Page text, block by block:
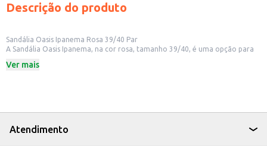
Descrição do produto
Sandália Oasis Ipanema Rosa 39/40 Par
A Sandália Oasis Ipanema, na cor rosa, tamanho 39/40, é uma opção para
ocasiões, desde momentos de lazer até atividades cotidianas. O par
Uma boa opção para revenda em lojas de calçados e vestuário.
A Sandália Oasis Ipanema é uma escolha versátil e confortável, que atende
às necessidades de quem busca um calçado prático e com design atual.
Ver mais
Atendimento